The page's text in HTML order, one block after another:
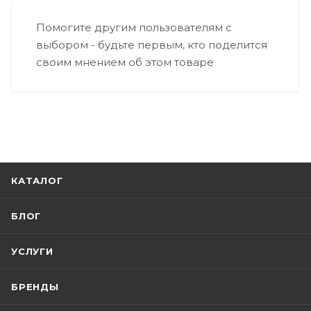
Помогите другим пользователям с
выбором - будьте первым, кто поделится
своим мнением об этом товаре
КАТАЛОГ
БЛОГ
УСЛУГИ
БРЕНДЫ